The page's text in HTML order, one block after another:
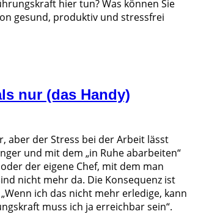
hier tun? Was können Sie
gesund, produktiv und stressfrei
nur (das Handy)
aber der Stress bei der Arbeit lässt
und mit dem „in Ruhe abarbeiten“
der eigene Chef, mit dem man
nicht mehr da. Die Konsequenz ist
ich das nicht mehr erledige, kann
muss ich ja erreichbar sein“.